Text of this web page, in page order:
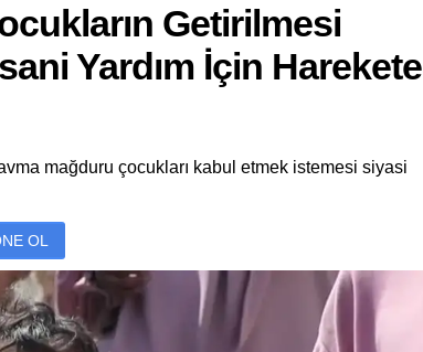
Getirilmesi
Yardım İçin Harekete
mağduru çocukları kabul etmek istemesi siyasi
OL